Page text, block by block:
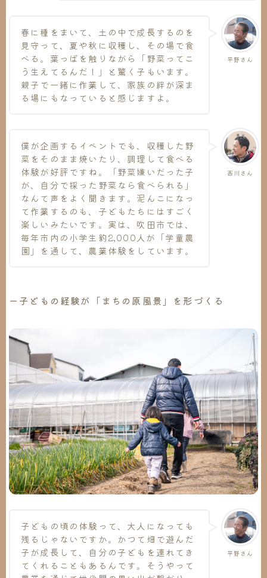
平野さん
春に種をまいて、土の中で成長するのを
見守って、夏や秋に収穫し、その場で食
べる。葉っぱを触りながら「野菜ってこ
う生えてるんだ！」と驚く子もいます。
親子で一緒に作業して、家族の絆が深ま
る場にもなっていると感じますよ。
西川さん
僕が企画するイベントでも、収穫した野
菜をそのまま焼いたり、調理して食べる
体験が好評ですね。「野菜嫌いだった子
が、自分で採った野菜なら食べられる」
なんて声をよく聞きます。泥んこになっ
て作業するのも、子どもたちにはすごく
楽しいみたいです。実は、吹田市では、
毎年市内の小学生約2,000人が「学童農
園」を通して、農業体験をしています。
ー子どもの経験が「まちの原風景」を形づくる
平野さん
子どもの頃の体験って、大人になっても
残るじゃないですか。かつて畑で遊んだ
子が成長して、自分の子どもを連れてき
てくれることもあるんです。そうやって